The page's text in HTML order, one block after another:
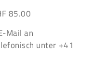
85.00
Mail an
unter +41